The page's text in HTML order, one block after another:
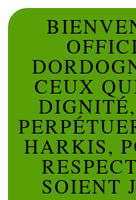
CEUX
HARKIS,
SOIENT